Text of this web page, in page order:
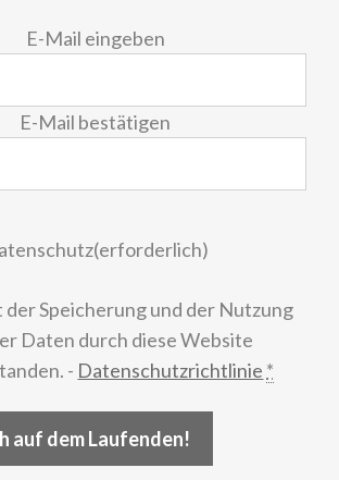
E-Mail eingeben
E-Mail bestätigen
(erforderlich)
der Speicherung und der Nutzung
Daten durch diese Website
- Datenschutzrichtlinie *
auf dem Laufenden!